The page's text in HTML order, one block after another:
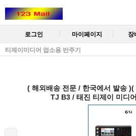
로그인 마이페이지 장
티제이미디어 업소용 반주기
( 해외배송 전문 / 한국에서 발송
TJ B3 / 태진 티제이 미디